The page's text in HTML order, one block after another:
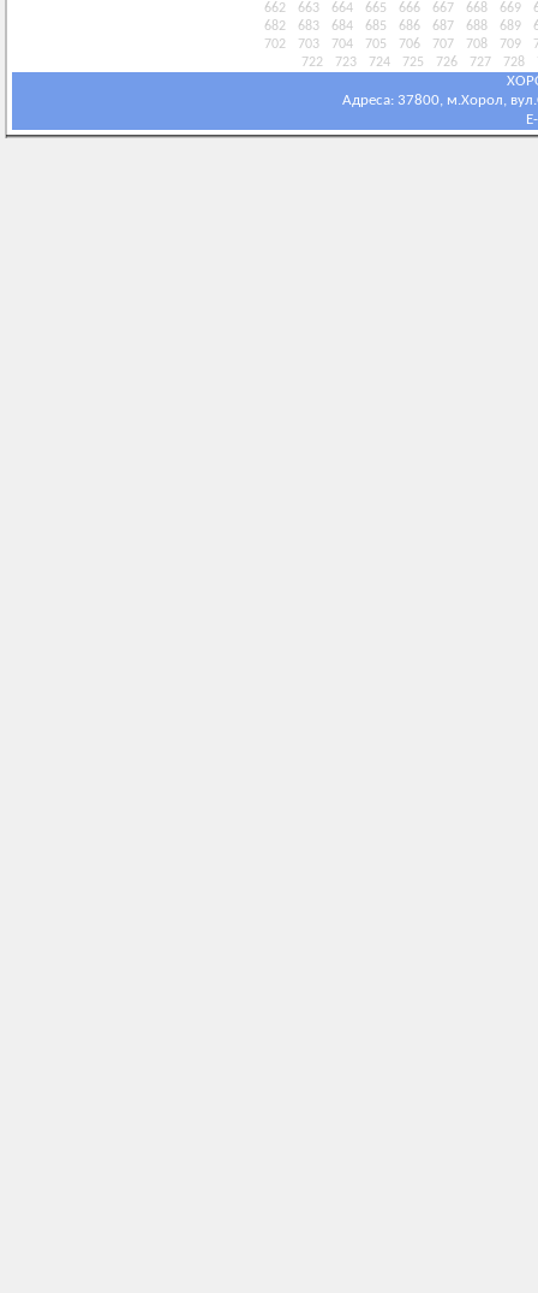
662
663 664 665 666 667 668 669
682
683 684 685 686 687 688 689
702
703 704 705 706 707 708 709
722
723 724 725 726 727 728
Адреса: 37800, м.Хорол,